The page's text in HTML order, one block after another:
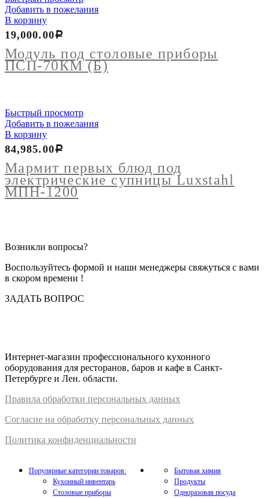
Добавить в пожелания
В корзину
Модуль под столовые приборы
ПСП-70КМ (Б)
19,000.00Р
Быстрый просмотр
Добавить в пожелания
В корзину
Мармит первых блюд под
электрические супницы Luxstahl
МПН-1200
84,985.00Р
Возникли вопросы?
Воспользуйтесь формой и наши менеджеры свяжуться с вами
в скором времени !
ЗАДАТЬ ВОПРОС
Интернет-магазин профессионального кухонного
оборудования для ресторанов, баров и кафе в Санкт-
Петербурге и Лен. области.
Правила обработки персональных данных
Согласие на обработку персональных данных
Политика конфиденциальности
Популярные категории товаров:
Кухонный инвентарь
Столовые приборы
Бытовая химия
Продукты
Одноразовая посуда